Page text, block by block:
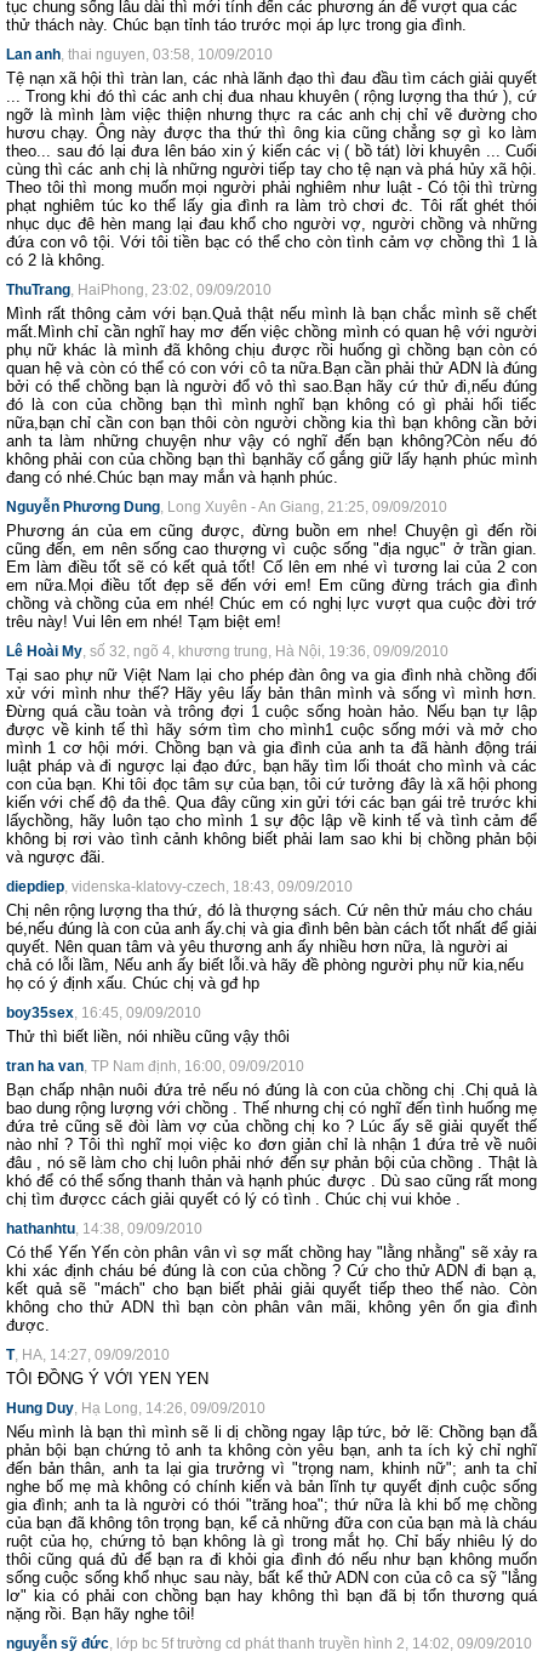
tục chung sống lâu dài thì mới tính đến các phương án để vượt qua các
thử thách này. Chúc bạn tỉnh táo trước mọi áp lực trong gia đình.
Lan anh, thai nguyen, 03:58, 10/09/2010
Tệ nạn xã hội thì tràn lan, các nhà lãnh đạo thì đau đầu tìm cách giải quyết
... Trong khi đó thì các anh chị đua nhau khuyên ( rộng lượng tha thứ ), cứ
ngỡ là mình làm việc thiện nhưng thực ra các anh chị chỉ vẽ đường cho
hươu chạy. Ông này được tha thứ thì ông kia cũng chẳng sợ gì ko làm
theo... sau đó lại đưa lên báo xin ý kiến các vị ( bồ tát) lời khuyên ... Cuối
cùng thì các anh chị là những người tiếp tay cho tệ nạn và phá hủy xã hội.
Theo tôi thì mong muốn mọi người phải nghiêm như luật - Có tội thì trừng
phạt nghiêm túc ko thể lấy gia đình ra làm trò chơi đc. Tôi rất ghét thói
nhục dục đê hèn mang lại đau khổ cho người vợ, người chồng và những
đứa con vô tội. Với tôi tiền bạc có thể cho còn tình cảm vợ chồng thì 1 là
có 2 là không.
ThuTrang, HaiPhong, 23:02, 09/09/2010
Mình rất thông cảm với bạn.Quả thật nếu mình là bạn chắc mình sẽ chết
mất.Mình chỉ cần nghĩ hay mơ đến việc chồng mình có quan hệ với người
phụ nữ khác là mình đã không chịu được rồi huống gì chồng bạn còn có
quan hệ và còn có thể có con với cô ta nữa.Bạn cần phải thử ADN là đúng
bởi có thể chồng bạn là người đổ vỏ thì sao.Bạn hãy cứ thử đi,nếu đúng
đó là con của chồng bạn thì mình nghĩ bạn không có gì phải hối tiếc
nữa,bạn chỉ cần con bạn thôi còn người chồng kia thì bạn không cần bởi
anh ta làm những chuyện như vậy có nghĩ đến bạn không?Còn nếu đó
không phải con của chồng bạn thì bạnhãy cố gắng giữ lấy hạnh phúc mình
đang có nhé.Chúc bạn may mắn và hạnh phúc.
Nguyễn Phương Dung, Long Xuyên - An Giang, 21:25, 09/09/2010
Phương án của em cũng được, đừng buồn em nhe! Chuyện gì đến rồi
cũng đến, em nên sống cao thượng vì cuộc sống "địa ngục" ở trần gian.
Em làm điều tốt sẽ có kết quả tốt! Cố lên em nhé vì tương lai của 2 con
em nữa.Mọi điều tốt đẹp sẽ đến với em! Em cũng đừng trách gia đình
chồng và chồng của em nhé! Chúc em có nghị lực vượt qua cuộc đời trớ
trêu này! Vui lên em nhé! Tạm biệt em!
Lê Hoài My, số 32, ngõ 4, khương trung, Hà Nội, 19:36, 09/09/2010
Tại sao phự nữ Việt Nam lại cho phép đàn ông va gia đình nhà chồng đối
xử với mình như thế? Hãy yêu lấy bản thân mình và sống vì mình hơn.
Đừng quá cầu toàn và trông đợi 1 cuộc sống hoàn hảo. Nếu bạn tự lập
được về kinh tế thì hãy sớm tìm cho mình1 cuộc sống mới và mở cho
mình 1 cơ hội mới. Chồng bạn và gia đình của anh ta đã hành động trái
luật pháp và đi ngược lại đạo đức, bạn hãy tìm lối thoát cho mình và các
con của bạn. Khi tôi đọc tâm sự của bạn, tôi cứ tưởng đây là xã hội phong
kiến với chế độ đa thê. Qua đây cũng xin gửi tới các bạn gái trẻ trước khi
lấychồng, hãy luôn tạo cho mình 1 sự độc lập về kinh tế và tình cảm để
không bị rơi vào tình cảnh không biết phải lam sao khi bị chồng phản bội
và ngược đãi.
diepdiep, videnska-klatovy-czech, 18:43, 09/09/2010
Chị nên rộng lượng tha thứ, đó là thượng sách. Cứ nên thử máu cho cháu
bé,nếu đúng là con của anh ấy.chị và gia đình bên bàn cách tốt nhất để giải
quyết. Nên quan tâm và yêu thương anh ấy nhiều hơn nữa, là người ai
chả có lỗi lầm, Nếu anh ấy biết lỗi.và hãy đề phòng người phụ nữ kia,nếu
họ có ý định xấu. Chúc chị và gđ hp
boy35sex, 16:45, 09/09/2010
Thử thì biết liền, nói nhiều cũng vậy thôi
tran ha van, TP Nam định, 16:00, 09/09/2010
Bạn chấp nhận nuôi đứa trẻ nếu nó đúng là con của chồng chị .Chị quả là
bao dung rộng lượng với chồng . Thế nhưng chị có nghĩ đến tình huống mẹ
đứa trẻ cũng sẽ đòi làm vợ của chồng chị ko ? Lúc ấy sẽ giải quyết thế
nào nhỉ ? Tôi thì nghĩ mọi việc ko đơn giản chỉ là nhận 1 đứa trẻ về nuôi
đâu , nó sẽ làm cho chị luôn phải nhớ đến sự phản bội của chồng . Thật là
khó để có thể sống thanh thản và hạnh phúc được . Dù sao cũng rất mong
chị tìm đượcc cách giải quyết có lý có tình . Chúc chị vui khỏe .
hathanhtu, 14:38, 09/09/2010
Có thể Yến Yến còn phân vân vì sợ mất chồng hay "lằng nhằng" sẽ xảy ra
khi xác định cháu bé đúng là con của chồng ? Cứ cho thử ADN đi bạn ạ,
kết quả sẽ "mách" cho bạn biết phải giải quyết tiếp theo thế nào. Còn
không cho thử ADN thì bạn còn phân vân mãi, không yên ổn gia đình
được.
T, HA, 14:27, 09/09/2010
TÔI ĐỒNG Ý VỚI YEN YEN
Hung Duy, Hạ Long, 14:26, 09/09/2010
Nếu mình là bạn thì mình sẽ li dị chồng ngay lập tức, bở lẽ: Chồng bạn đẫ
phản bội bạn chứng tỏ anh ta không còn yêu bạn, anh ta ích kỷ chỉ nghĩ
đến bản thân, anh ta lại gia trưởng vì "trọng nam, khinh nữ"; anh ta chỉ
nghe bố mẹ mà không có chính kiến và bản lĩnh tự quyết định cuộc sống
gia đình; anh ta là người có thói "trăng hoa"; thứ nữa là khi bố mẹ chồng
của bạn đã không tôn trọng bạn, kể cả những đữa con của bạn mà là cháu
ruột của họ, chứng tỏ bạn không là gì trong mắt họ. Chỉ bấy nhiêu lý do
thôi cũng quá đủ để bạn ra đi khỏi gia đình đó nếu như bạn không muốn
sống cuộc sống khổ nhục sau này, bất kể thử ADN con của cô ca sỹ "lẳng
lơ" kia có phải con chồng bạn hay không thì bạn đã bị tổn thương quá
nặng rồi. Bạn hãy nghe tôi!
nguyễn sỹ đức, lớp bc 5f trường cd phát thanh truyền hình 2, 14:02, 09/09/2010